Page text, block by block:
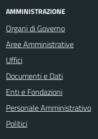
AMMINISTRAZIONE
Organi di Governo
Aree Amministrative
Uffici
Documenti e Dati
Enti e Fondazioni
Personale Amministrativo
Politici